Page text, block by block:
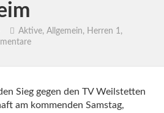
Aktive, Allgemein, Herren 1,
Sieg gegen den TV Weilstetten
am kommenden Samstag,